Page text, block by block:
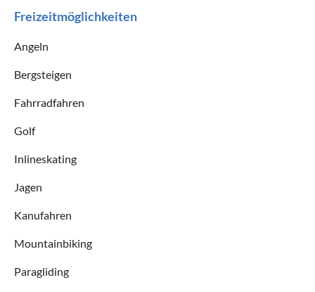
Freizeitmöglichkeiten
Angeln
Bergsteigen
Fahrradfahren
Golf
Inlineskating
Jagen
Kanufahren
Mountainbiking
Paragliding